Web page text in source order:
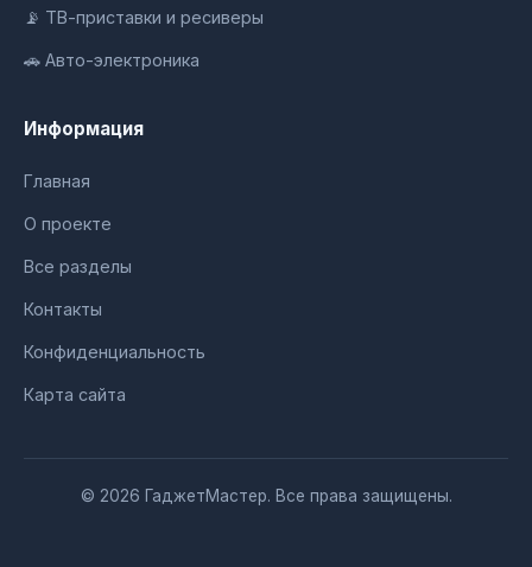
📡 ТВ-приставки и ресиверы
🚗 Авто-электроника
Информация
Главная
О проекте
Все разделы
Контакты
Конфиденциальность
Карта сайта
© 2026 ГаджетМастер. Все права защищены.